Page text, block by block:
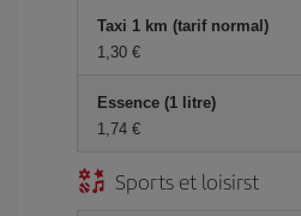
Taxi 1 km (tarif normal)
1,30 €
Essence (1 litre)
1,74 €
Sports et loisirst